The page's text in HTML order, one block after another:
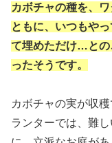
カボチャの種を、
ともに、いつもや
て埋めただけ…との
ったそうです。
カボチャの実が収
ランターでは、難